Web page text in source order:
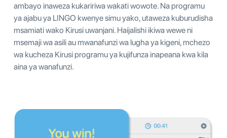
ambayo inaweza kukaririwa wakati wowote. Na programu
ya ajabu ya LINGO kwenye simu yako, utaweza kuburudisha
msamiati wako Kirusi uwanjani. Haijalishi ikiwa wewe ni
msemaji wa asili au mwanafunzi wa lugha ya kigeni, mchezo
wa kucheza Kirusi programu ya kujifunza inapeana kwa kila
aina ya wanafunzi.